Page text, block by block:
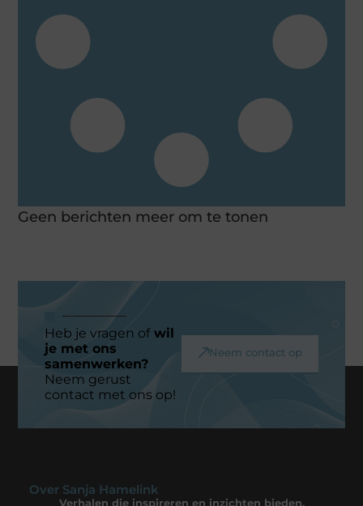
Geen berichten meer om te tonen
Heb je vragen ofwil
je met ons
samenwerken?
Neem gerust
contact met ons op!
Neem contact op
Over Sanja Hamelink
Verhalen die inspireren en inzichten bieden.